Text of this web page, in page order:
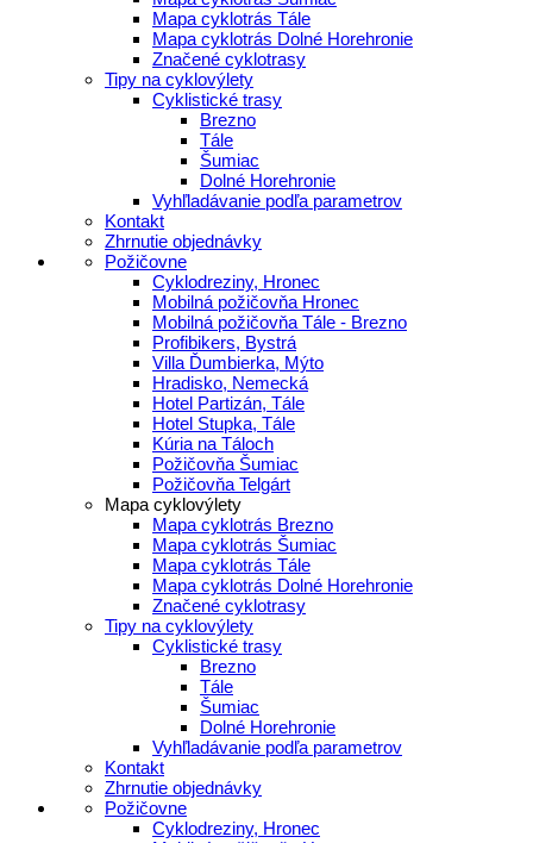
Mapa cyklotrás Tále
Mapa cyklotrás Dolné Horehronie
Značené cyklotrasy
Tipy na cyklovýlety
Cyklistické trasy
Brezno
Tále
Šumiac
Dolné Horehronie
Vyhľladávanie podľa parametrov
Kontakt
Zhrnutie objednávky
Požičovne
Cyklodreziny, Hronec
Mobilná požičovňa Hronec
Mobilná požičovňa Tále - Brezno
Profibikers, Bystrá
Villa Ďumbierka, Mýto
Hradisko, Nemecká
Hotel Partizán, Tále
Hotel Stupka, Tále
Kúria na Táloch
Požičovňa Šumiac
Požičovňa Telgárt
Mapa cyklovýlety
Mapa cyklotrás Brezno
Mapa cyklotrás Šumiac
Mapa cyklotrás Tále
Mapa cyklotrás Dolné Horehronie
Značené cyklotrasy
Tipy na cyklovýlety
Cyklistické trasy
Brezno
Tále
Šumiac
Dolné Horehronie
Vyhľladávanie podľa parametrov
Kontakt
Zhrnutie objednávky
Požičovne
Cyklodreziny, Hronec